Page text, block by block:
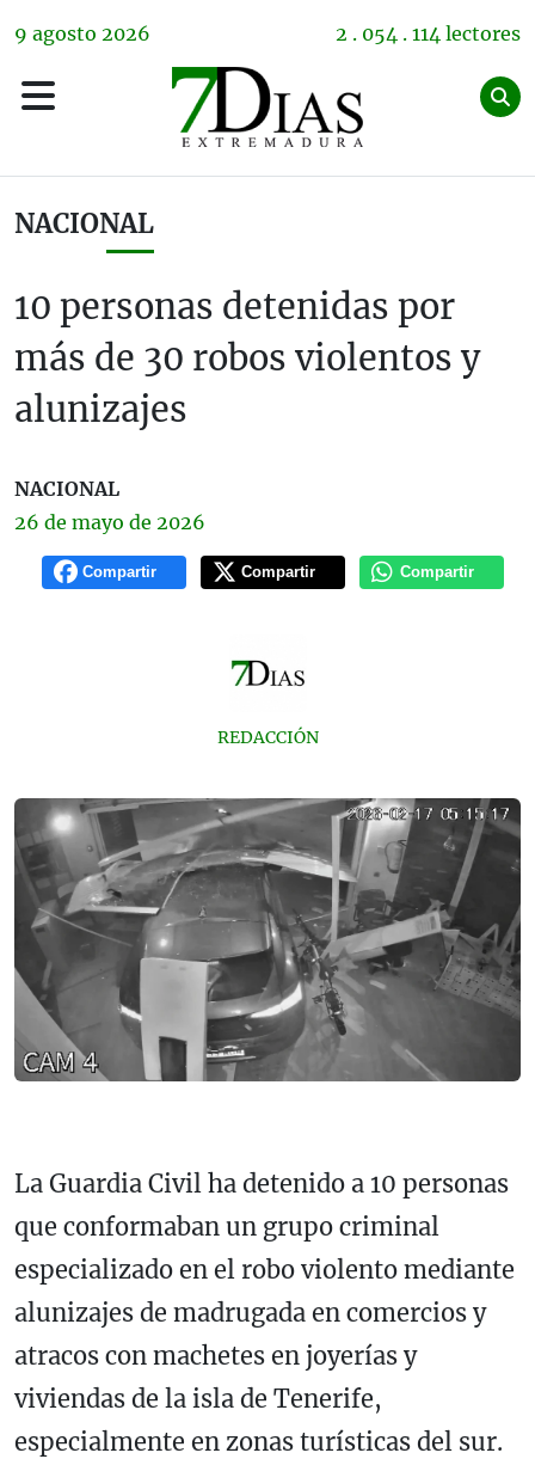
9 agosto 2026 2 . 054 . 114 lectores
NACIONAL
10 personas detenidas por
más de 30 robos violentos y
alunizajes
NACIONAL
26 de mayo de 2026
Compartir Compartir Compartir
REDACCIÓN
La Guardia Civil ha detenido a 10 personas
que conformaban un grupo criminal
especializado en el robo violento mediante
alunizajes de madrugada en comercios y
atracos con machetes en joyerías y
viviendas de la isla de Tenerife,
especialmente en zonas turísticas del sur.